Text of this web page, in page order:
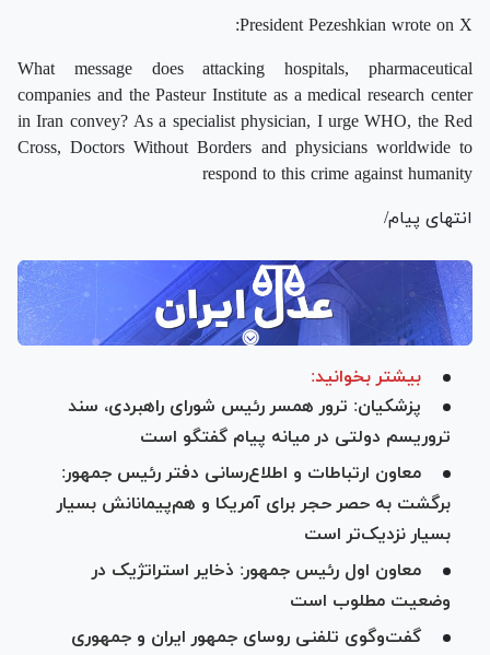
President Pezeshkian wrote on X:
What message does attacking hospitals, pharmaceutical
companies and the Pasteur Institute as a medical research center
in Iran convey? As a specialist physician, I urge WHO, the Red
Cross, Doctors Without Borders and physicians worldwide to
respond to this crime against humanity
انتهای پیام/
بیشتر بخوانید:
پزشکیان: ترور همسر رئیس شورای راهبردی، سند
تروریسم دولتی در میانه پیام گفتگو است
معاون ارتباطات و اطلاع‌رسانی دفتر رئیس جمهور:
برگشت به حصر حجر برای آمریکا و هم‌پیمانانش بسیار
بسیار نزدیک‌تر است
معاون اول رئیس جمهور: ذخایر استراتژیک در
وضعیت مطلوب است
گفت‌وگوی تلفنی روسای جمهور ایران و جمهوری